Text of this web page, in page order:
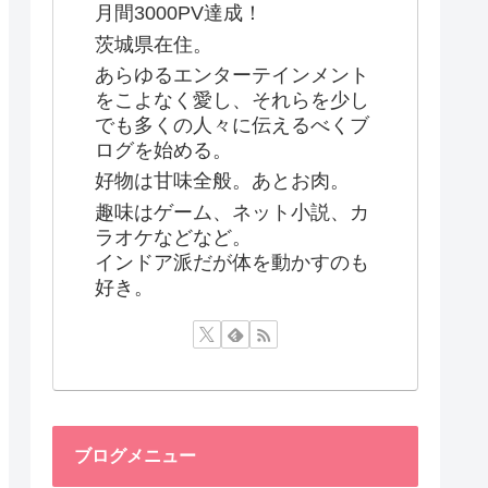
月間3000PV達成！
茨城県在住。
あらゆるエンターテインメント
をこよなく愛し、それらを少し
でも多くの人々に伝えるべくブ
ログを始める。
好物は甘味全般。あとお肉。
趣味はゲーム、ネット小説、カ
ラオケなどなど。
インドア派だが体を動かすのも
好き。
ブログメニュー